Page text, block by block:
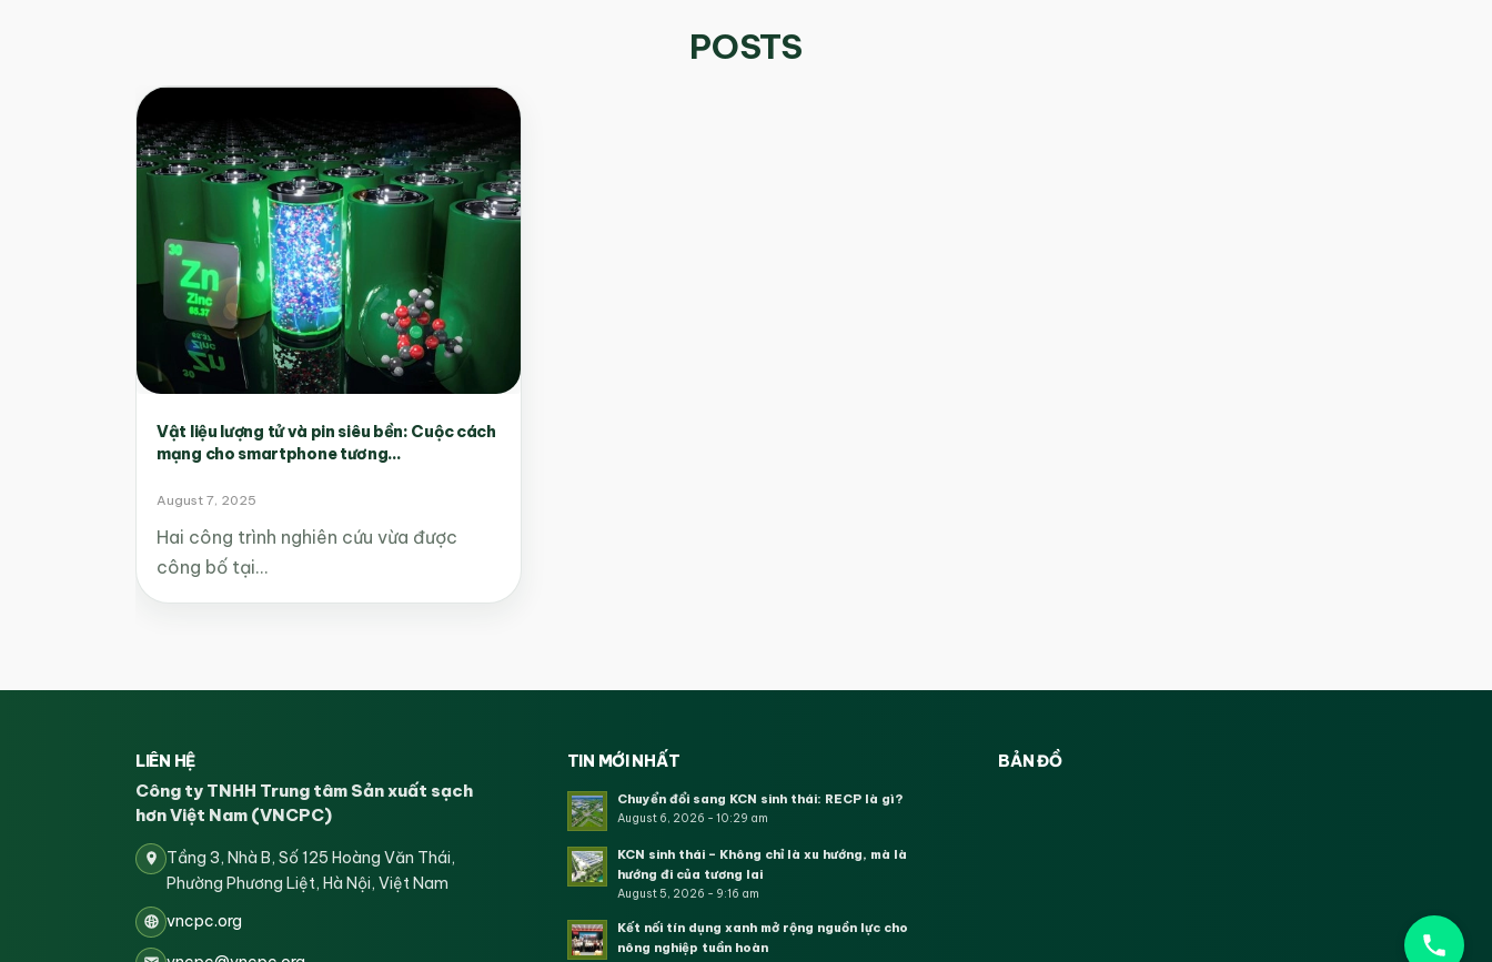
POSTS
Vật liệu lượng tử và pin siêu bền: Cuộc cách
mạng cho smartphone tương...
August 7, 2025
Hai công trình nghiên cứu vừa được
công bố tại…
LIÊN HỆ
Công ty TNHH Trung tâm Sản xuất sạch
hơn Việt Nam (VNCPC)
Tầng 3, Nhà B, Số 125 Hoàng Văn Thái,
Phường Phương Liệt, Hà Nội, Việt Nam
vncpc.org
TIN MỚI NHẤT
Chuyển đổi sang KCN sinh thái: RECP là gì?
August 6, 2026 - 10:29 am
KCN sinh thái – Không chỉ là xu hướng, mà là
hướng đi của tương lai
August 5, 2026 - 9:16 am
Kết nối tín dụng xanh mở rộng nguồn lực cho
nông nghiệp tuần hoàn
BẢN ĐỒ